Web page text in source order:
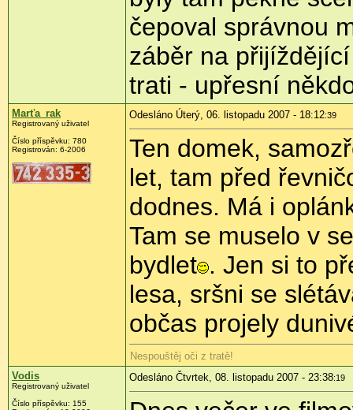
čepoval správnou
záběr na
trati - upřesní
Marťa_rak
Registrovaný uživatel
Číslo příspěvku: 780
Registrován: 6-2006
Odesláno Úterý, 06. listopadu 2007 - 18:12:39
Ten domek,
let, tam před
dodnes. Má i
Tam se muselo v
bydlet . Jen si to
lesa, sršni se
občas projely
Nespouštěj oči z tratě!
Vodis
Registrovaný uživatel
Číslo příspěvku: 155
Odesláno Čtvrtek, 08. listopadu 2007 - 23:38:19